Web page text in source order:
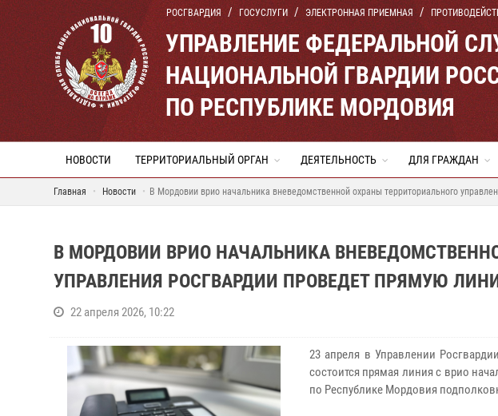
РОСГВАРДИЯ ГОСУСЛУГИ ЭЛЕКТРОННАЯ ПРИЕМНАЯ
УПРАВЛЕНИЕ ФЕДЕРАЛЬНОЙ
НАЦИОНАЛЬНОЙ ГВАРДИИ
ПО РЕСПУБЛИКЕ МОРДОВИЯ
НОВОСТИ ТЕРРИТОРИАЛЬНЫЙ ОРГАН ДЕЯТЕЛЬНОСТЬ ДЛЯ ГРАЖДАН
Главная Новости В Мордовии врио начальника вневедомственной охраны территориального
В МОРДОВИИ ВРИО НАЧАЛЬНИКА
УПРАВЛЕНИЯ РОСГВАРДИИ ПРОВЕДЕТ ПРЯМУЮ
22 апреля 2026, 10:22
23 апреля в Управлении
состоится прямая линия с врио
по Республике Мордовия